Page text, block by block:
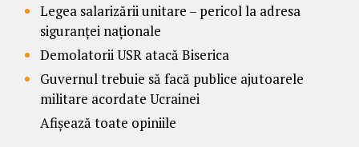
Legea salarizării unitare – pericol la adresa
siguranței naționale
Demolatorii USR atacă Biserica
Guvernul trebuie să facă publice ajutoarele
militare acordate Ucrainei
Afișează toate opiniile